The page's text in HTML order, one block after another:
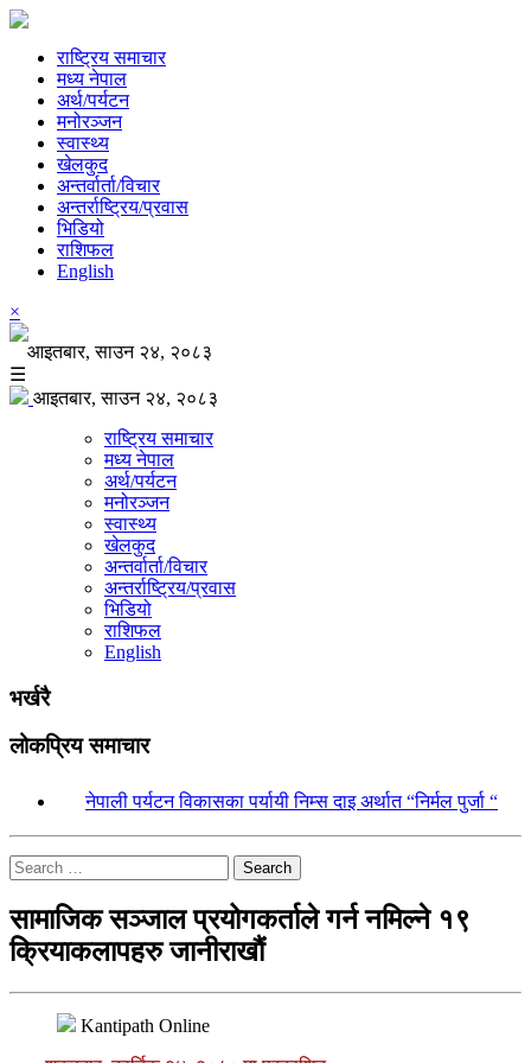
राष्ट्रिय समाचार
मध्य नेपाल
अर्थ/पर्यटन
मनोरञ्जन
स्वास्थ्य
खेलकुद
अन्तर्वार्ता/विचार
अन्तर्राष्ट्रिय/प्रवास
भिडियो
राशिफल
English
×
आइतबार, साउन २४, २०८३
☰
आइतबार, साउन २४, २०८३
राष्ट्रिय समाचार
मध्य नेपाल
अर्थ/पर्यटन
मनोरञ्जन
स्वास्थ्य
खेलकुद
अन्तर्वार्ता/विचार
अन्तर्राष्ट्रिय/प्रवास
भिडियो
राशिफल
English
भर्खरै
लोकप्रिय समाचार
नेपाली पर्यटन विकासका पर्यायी निम्स दाइ अर्थात “निर्मल पुर्जा “
Search
सामाजिक सञ्जाल प्रयोगकर्ताले गर्न नमिल्ने १९
क्रियाकलापहरु जानीराखौं
Kantipath Online